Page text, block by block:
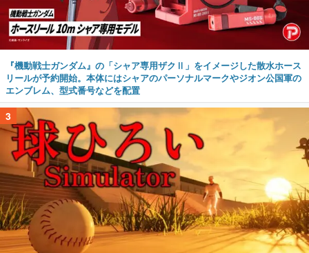
『機動戦士ガンダム』の「シャア専用ザクⅡ」をイメージした散水ホース
リールが予約開始。本体にはシャアのパーソナルマークやジオン公国軍の
エンブレム、型式番号などを配置
3